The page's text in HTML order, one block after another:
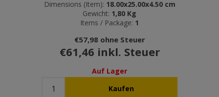
Dimensions (Item): 18.00x25.00x4.50 cm
Gewicht: 1,80 Kg
Items / Package: 1
€57,98 ohne Steuer
€61,46 inkl. Steuer
Auf Lager